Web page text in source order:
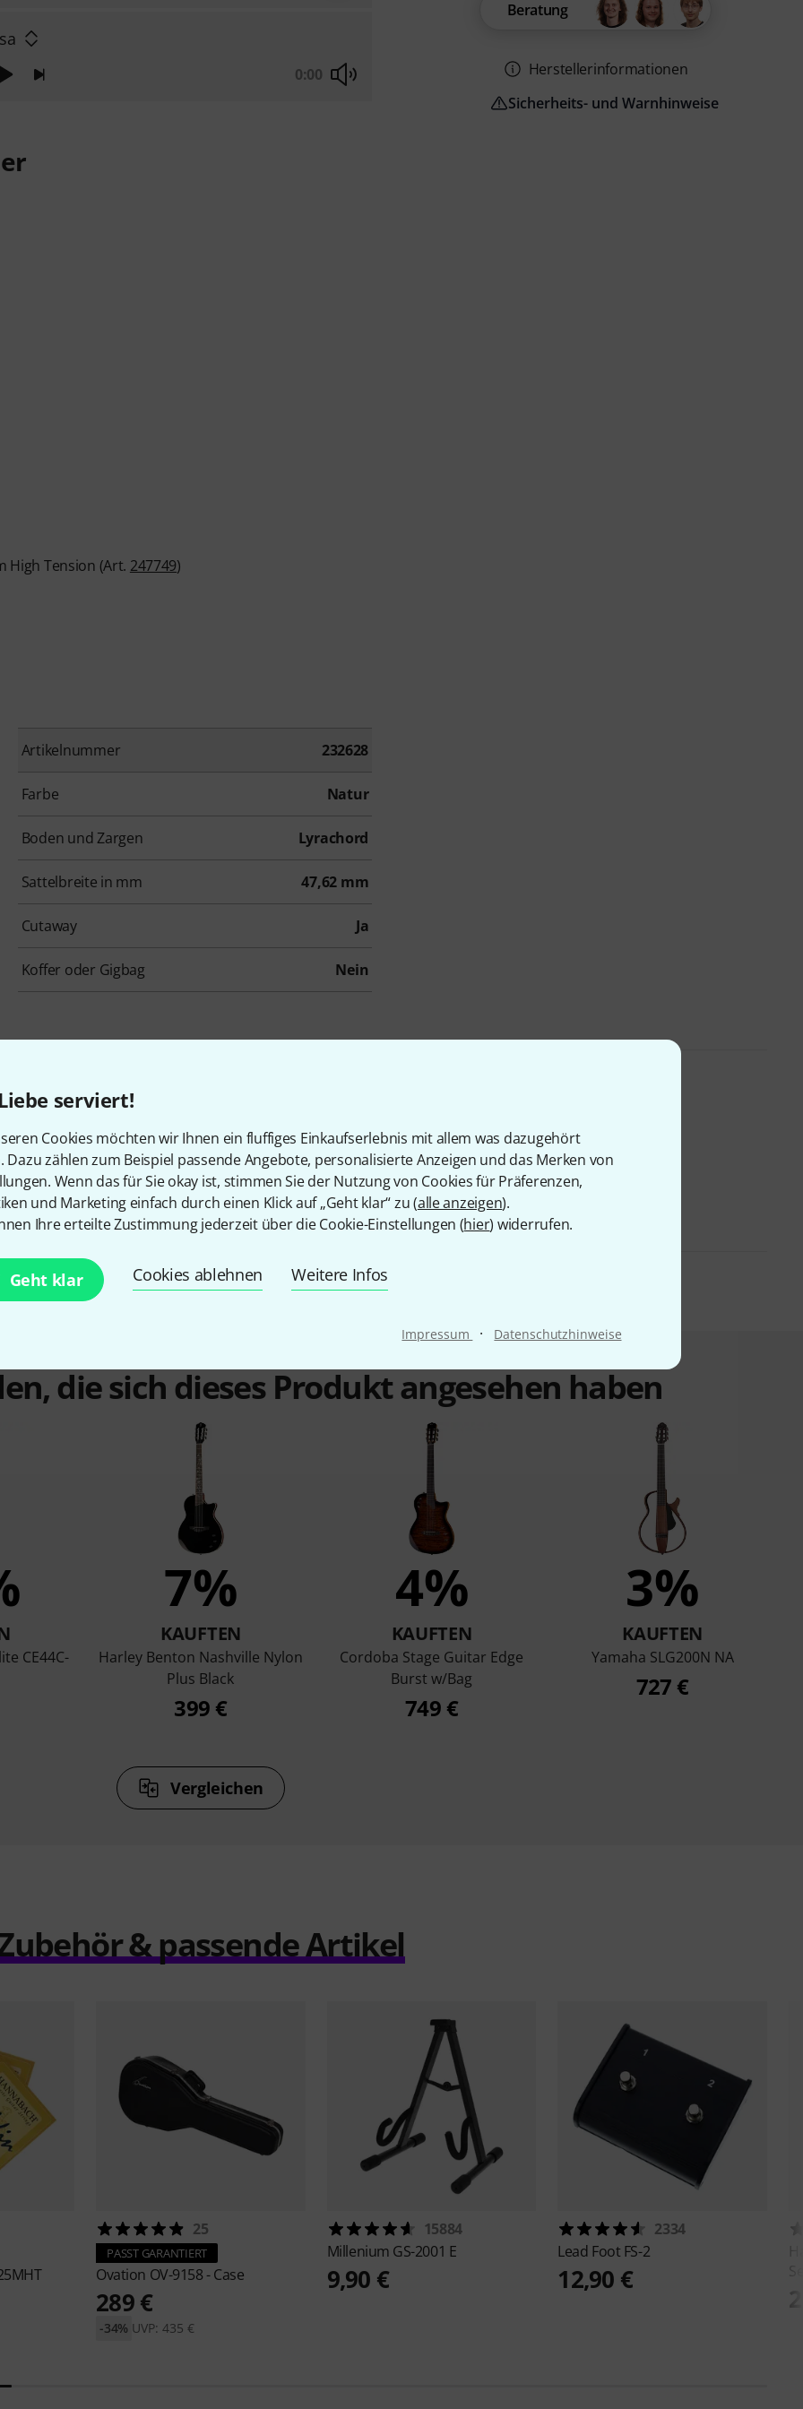
serviert!
Cookies möchten wir Ihnen ein fluffiges Einkaufserlebnis mit allem was dazugehört
Dazu zählen zum Beispiel passende Angebote, personalisierte Anzeigen und das Merken von
Wenn das für Sie okay ist, stimmen Sie der Nutzung von Cookies für Präferenzen,
und Marketing einfach durch einen Klick auf „Geht klar“ zu (alle anzeigen).
Ihre erteilte Zustimmung jederzeit über die Cookie-Einstellungen (hier) widerrufen.
Geht klar Cookies ablehnen Weitere Infos
Impressum · Datenschutzhinweise
0:00
High Tension (Art. 247749)
Artikelnummer 232628
Farbe Natur
Boden und Zargen Lyrachord
Sattelbreite in mm 47,62 mm
Cutaway Ja
Koffer oder Gigbag Nein
Beratung
Herstellerinformationen
Sicherheits- und Warnhinweise
Ggf. mit leichten Gebrauchsspuren
849 €
die sich dieses Produkt angesehen haben
CE44C-
7%
KAUFTEN
Harley Benton Nashville Nylon
Plus Black
399 €
4%
KAUFTEN
Cordoba Stage Guitar Edge
Burst w/Bag
749 €
3%
KAUFTEN
Yamaha SLG200N NA
727 €
Vergleichen
& passende Artikel
25
PASST GARANTIERT
Ovation OV-9158 - Case
289 €
UVP: 435 €
-34%
15884
Millenium GS-2001 E
9,90 €
2334
Lead Foot FS-2
12,90 €